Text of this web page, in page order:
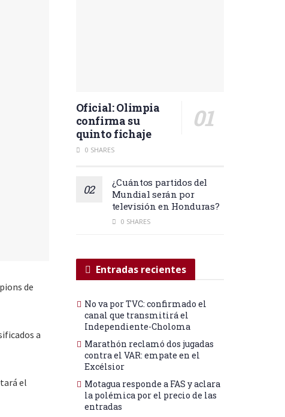
de
a
el
Oficial: Olimpia
confirma su
quinto fichaje
0 SHARES
¿Cuántos partidos del
Mundial serán por
televisión en Honduras?
0 SHARES
Entradas recientes
No va por TVC: confirmado el
canal que transmitirá el
Independiente-Choloma
Marathón reclamó dos jugadas
contra el VAR: empate en el
Excélsior
Motagua responde a FAS y aclara
la polémica por el precio de las
entradas